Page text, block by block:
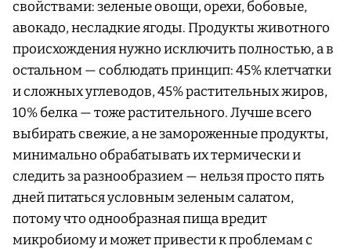
свойствами: зеленые овощи, орехи, бобовые,
авокадо, несладкие ягоды. Продукты животного
происхождения нужно исключить полностью, а в
остальном — соблюдать принцип: 45% клетчатки
и сложных углеводов, 45% растительных жиров,
10% белка — тоже растительного. Лучше всего
выбирать свежие, а не замороженные продукты,
минимально обрабатывать их термически и
следить за разнообразием — нельзя просто пять
дней питаться условным зеленым салатом,
потому что однообразная пища вредит
микробиому и может привести к проблемам с